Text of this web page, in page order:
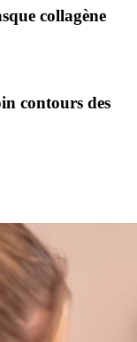
collagène
contours des